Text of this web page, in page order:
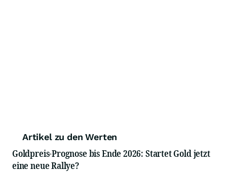
Artikel zu den Werten
Goldpreis-Prognose bis Ende 2026: Startet Gold jetzt
eine neue Rallye?